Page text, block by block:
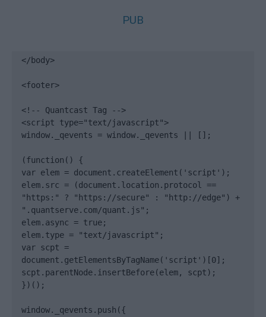
PUB
</body>
<footer>
<!-- Quantcast Tag -->
<script type="text/javascript">
window._qevents = window._qevents || [];
(function() {
var elem = document.createElement('script');
elem.src = (document.location.protocol ==
"https:" ? "https://secure" : "http://edge") +
".quantserve.com/quant.js";
elem.async = true;
elem.type = "text/javascript";
var scpt =
document.getElementsByTagName('script')[0];
scpt.parentNode.insertBefore(elem, scpt);
})();
window._qevents.push({